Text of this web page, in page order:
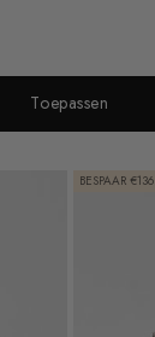
Toepassen
BESPAAR €136